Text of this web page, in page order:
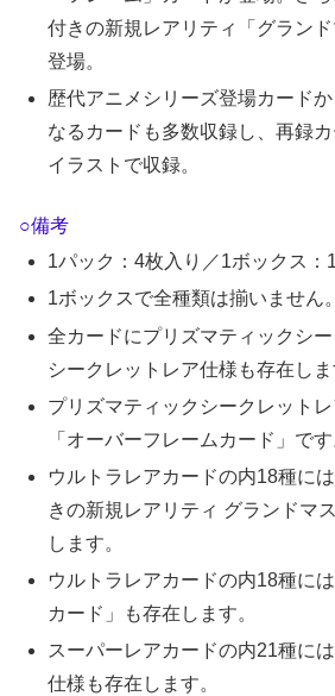
付きの新規レアリティ「グラン
登場。
歴代アニメシリーズ登場カード
なるカードも多数収録し、再録
イラストで収録。
○備考
1パック：4枚入り／1ボックス：
1ボックスで全種類は揃いません。
全カードにプリズマティックシ
シークレットレア仕様も存在しま
プリズマティックシークレット
「オーバーフレームカード」です
ウルトラレアカードの内18種に
きの新規レアリティ グランドマ
します。
ウルトラレアカードの内18種に
カード」も存在します。
スーパーレアカードの内21種に
仕様も存在します。